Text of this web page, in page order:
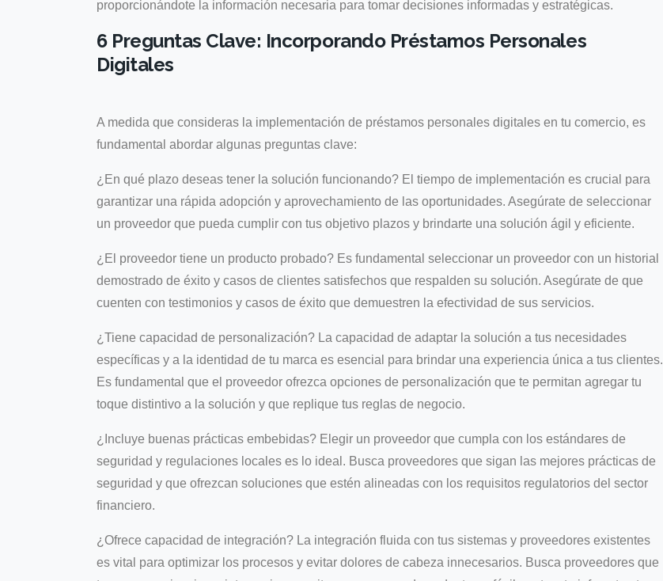
proporcionándote la información necesaria para tomar decisiones informadas y estratégicas.
6 Preguntas Clave: Incorporando Préstamos Personales
Digitales
A medida que consideras la implementación de préstamos personales digitales en tu comercio, es
fundamental abordar algunas preguntas clave:
¿En qué plazo deseas tener la solución funcionando? El tiempo de implementación es crucial para
garantizar una rápida adopción y aprovechamiento de las oportunidades. Asegúrate de seleccionar
un proveedor que pueda cumplir con tus objetivo plazos y brindarte una solución ágil y eficiente.
¿El proveedor tiene un producto probado? Es fundamental seleccionar un proveedor con un historial
demostrado de éxito y casos de clientes satisfechos que respalden su solución. Asegúrate de que
cuenten con testimonios y casos de éxito que demuestren la efectividad de sus servicios.
¿Tiene capacidad de personalización? La capacidad de adaptar la solución a tus necesidades
específicas y a la identidad de tu marca es esencial para brindar una experiencia única a tus clientes.
Es fundamental que el proveedor ofrezca opciones de personalización que te permitan agregar tu
toque distintivo a la solución y que replique tus reglas de negocio.
¿Incluye buenas prácticas embebidas? Elegir un proveedor que cumpla con los estándares de
seguridad y regulaciones locales es lo ideal. Busca proveedores que sigan las mejores prácticas de
seguridad y que ofrezcan soluciones que estén alineadas con los requisitos regulatorios del sector
financiero.
¿Ofrece capacidad de integración? La integración fluida con tus sistemas y proveedores existentes
es vital para optimizar los procesos y evitar dolores de cabeza innecesarios. Busca proveedores que